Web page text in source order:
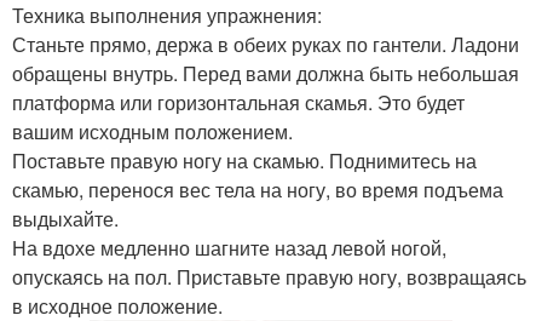
Техника выполнения упражнения:
Станьте прямо, держа в обеих руках по гантели. Ладони
обращены внутрь. Перед вами должна быть небольшая
платформа или горизонтальная скамья. Это будет
вашим исходным положением.
Поставьте правую ногу на скамью. Поднимитесь на
скамью, перенося вес тела на ногу, во время подъема
выдыхайте.
На вдохе медленно шагните назад левой ногой,
опускаясь на пол. Приставьте правую ногу, возвращаясь
в исходное положение.